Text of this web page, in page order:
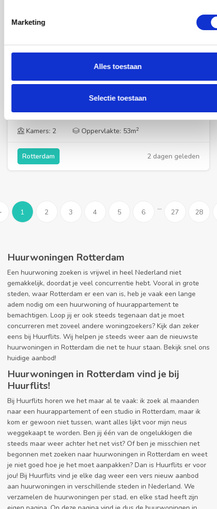
Marketing
Alles toestaan
Selectie toestaan
€ 1.161,00 per maand
verschillende vertrekken. De lichte en ruime...
Kamers: 2 Oppervlakte: 53m2
2 dagen geleden
Rotterdam
1 2 3 4 5 6 ... 27 28
Huurwoningen Rotterdam
Een huurwoning zoeken is vrijwel in heel Nederland niet
gemakkelijk, doordat je veel concurrentie hebt. Vooral in grote
steden, waar Rotterdam er een van is, heb je vaak een lange
adem nodig om een huurwoning of huurappartement te
bemachtigen. Loop jij er ook steeds tegenaan dat je moet
concurreren met zoveel andere woningzoekers? Kijk dan zeker
eens bij Huurflits. Wij helpen je steeds weer aan de nieuwste
huurwoningen in Rotterdam die net te huur staan. Bekijk snel ons
huidige aanbod!
Huurwoningen in Rotterdam vind je bij
Huurflits!
Bij Huurflits horen we het maar al te vaak: ik zoek al maanden
naar een huurappartement of een studio in Rotterdam, maar ik
kom er gewoon niet tussen, want alles lijkt voor mijn neus
weggekaapt te worden. Ben jij één van de ongelukkigen die
steeds maar weer achter het net vist? Of ben je misschien net
begonnen met zoeken naar huurwoningen in Rotterdam en weet
je niet goed hoe je het moet aanpakken? Dan is Huurflits er voor
jou! Bij Huurflits vind je elke dag weer een vers nieuw aanbod
aan huurwoningen in verschillende steden in Nederland. We
verzamelen de huurwoningen per stad, en elke stad heeft zijn